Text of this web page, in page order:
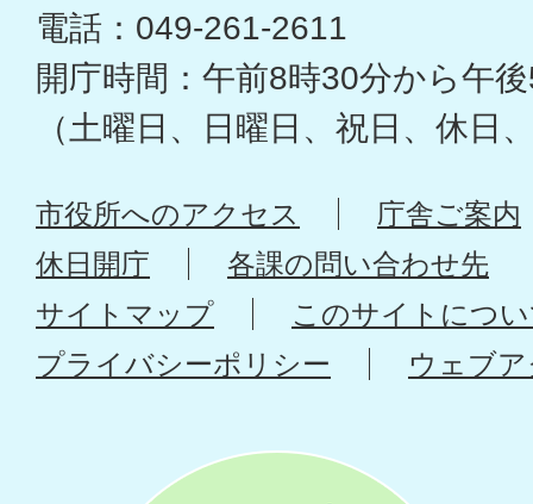
電話：049-261-2611
開庁時間：午前8時30分から午
（土曜日、日曜日、祝日、休日
市役所へのアクセス
庁舎ご案内
休日開庁
各課の問い合わせ先
サイトマップ
このサイトにつ
プライバシーポリシー
ウェブ